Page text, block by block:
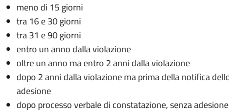
meno di 15 giorni
tra 16 e 30 giorni
tra 31 e 90 giorni
entro un anno dalla violazione
oltre un anno ma entro 2 anni dalla violazione
dopo 2 anni dalla violazione ma prima della notifica
adesione
dopo processo verbale di constatazione, senza